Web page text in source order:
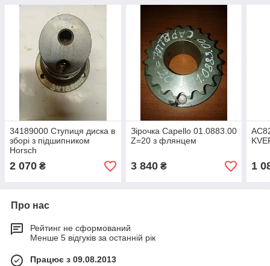
34189000 Ступиця диска в
зборі з підшипником
Horsch
2 070 ₴
Зірочка Capello 01.0883.00
Z=20 з флянцем
3 840₴ 1
Про нас
Рейтинг не сформований
Менше 5 відгуків за останній рік
Працює з 09.08.2013